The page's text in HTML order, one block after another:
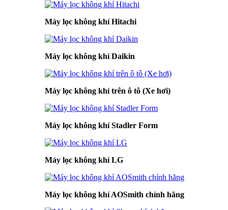
Máy lọc không khí Hitachi
Máy lọc không khí Daikin
Máy lọc không khí trên ô tô (Xe hơi)
Máy lọc không khí Stadler Form
Máy lọc không khí LG
Máy lọc không khí AOSmith chính hãng